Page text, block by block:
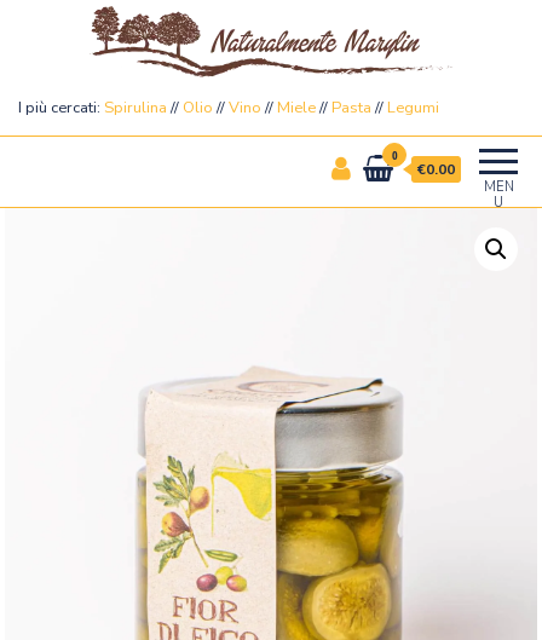
Naturalmente Marylin
I più cercati: Spirulina // Olio //Vino // Miele// Pasta // Legumi
MEN
U
0
€0.00